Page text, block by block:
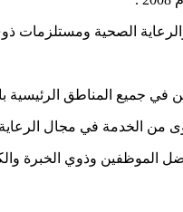
الصحية ومستلزمات
في جميع المناطق الرئيسية
من الخدمة في مجال الرعاية
الموظفين وذوي الخبرة